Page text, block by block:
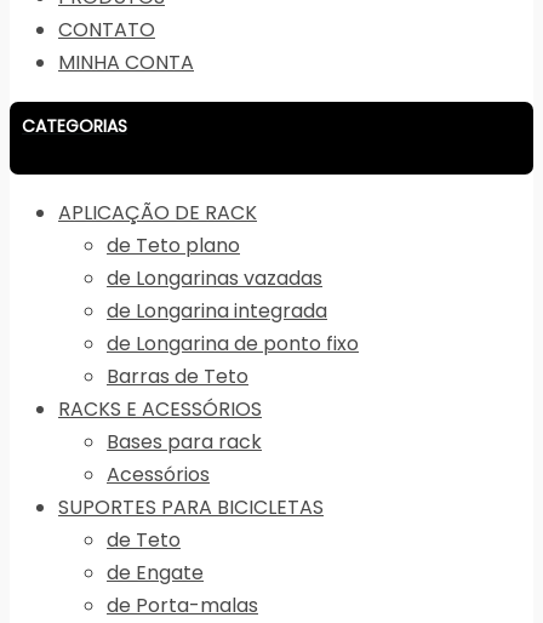
CONTATO
MINHA CONTA
CATEGORIAS
APLICAÇÃO DE RACK
de Teto plano
de Longarinas vazadas
de Longarina integrada
de Longarina de ponto fixo
Barras de Teto
RACKS E ACESSÓRIOS
Bases para rack
Acessórios
SUPORTES PARA BICICLETAS
de Teto
de Engate
de Porta-malas